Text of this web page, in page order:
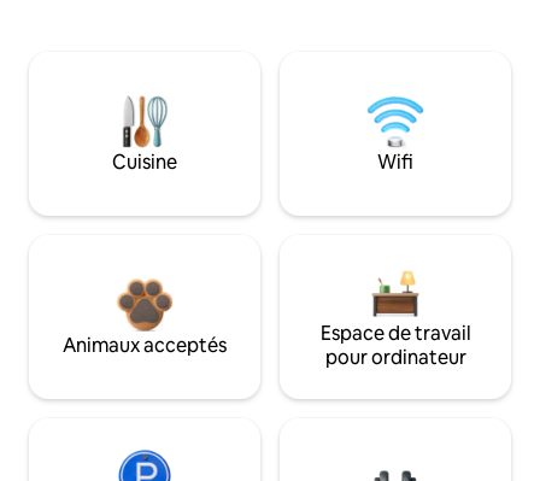
Cuisine Wifi
Animaux acceptés
Espace de travail
pour ordinateur